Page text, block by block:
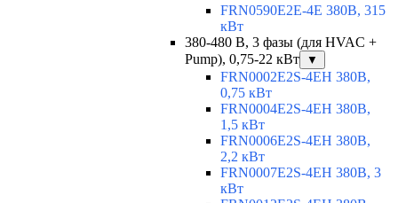
FRN0590E2E-4E 380В, 315
кВт
380-480 В, 3 фазы (для HVAC +
Pump), 0,75-22 кВт
▼
FRN0002E2S-4EH 380В,
0,75 кВт
FRN0004E2S-4EH 380В,
1,5 кВт
FRN0006E2S-4EH 380В,
2,2 кВт
FRN0007E2S-4EH 380В, 3
кВт